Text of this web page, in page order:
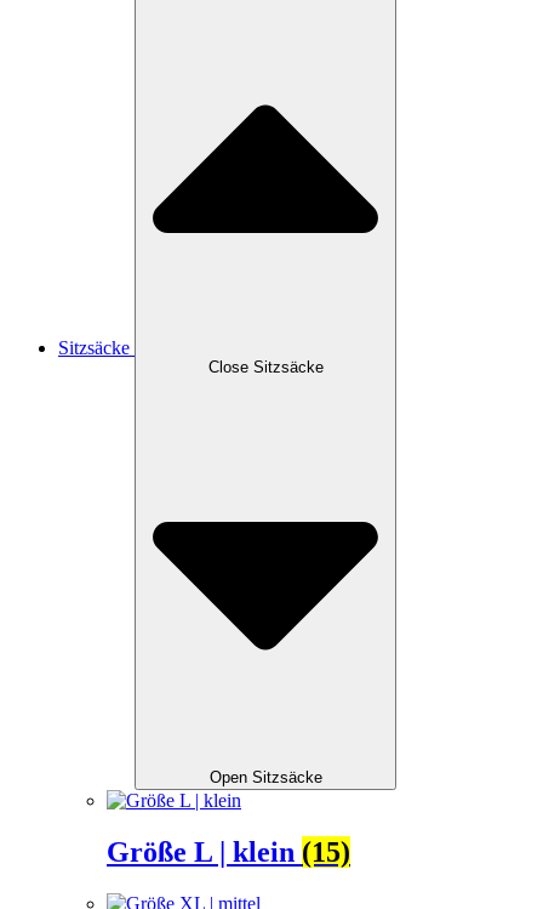
Sitzsäcke
Close Sitzsäcke
Open Sitzsäcke
Größe L | klein (15)